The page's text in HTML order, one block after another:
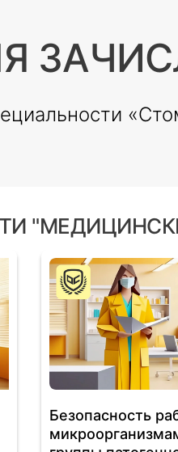
Безопасность